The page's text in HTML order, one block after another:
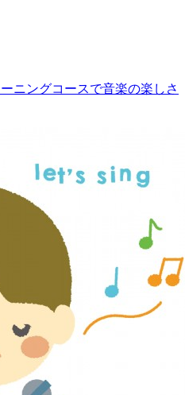
ニングコースで音楽の楽しさ